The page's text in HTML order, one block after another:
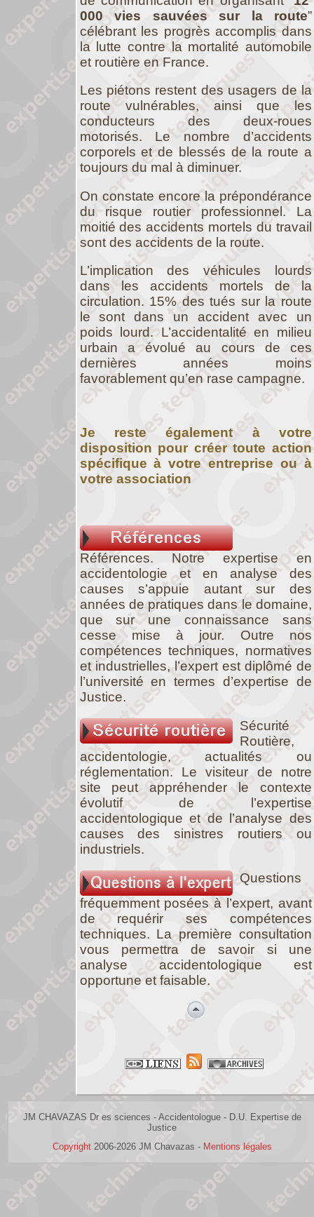
000 vies sauvées sur la route”
célébrant les progrès accomplis dans
la lutte contre la mortalité automobile
et routière en France.
Les piétons restent des usagers de la
route vulnérables, ainsi que les
conducteurs des deux-roues
motorisés. Le nombre d’accidents
corporels et de blessés de la route a
toujours du mal à diminuer.
On constate encore la prépondérance
du risque routier professionnel. La
moitié des accidents mortels du travail
sont des accidents de la route.
L’implication des véhicules lourds
dans les accidents mortels de la
circulation. 15% des tués sur la route
le sont dans un accident avec un
poids lourd. L’accidentalité en milieu
urbain a évolué au cours de ces
dernières années moins
favorablement qu’en rase campagne.
Je reste également à votre
disposition pour créer toute action
spécifique à votre entreprise ou à
votre association
Références. Notre expertise en
accidentologie et en analyse des
causes s’appuie autant sur des
années de pratiques dans le domaine,
que sur une connaissance sans
cesse mise à jour. Outre nos
compétences techniques, normatives
et industrielles, l’expert est diplômé de
l’université en termes d’expertise de
Justice.
Sécurité
Routière,
accidentologie, actualités ou
réglementation. Le visiteur de notre
site peut appréhender le contexte
évolutif de l’expertise
accidentologique et de l’analyse des
causes des sinistres routiers ou
industriels.
Questions
fréquemment posées à l’expert, avant
de requérir ses compétences
techniques. La première consultation
vous permettra de savoir si une
analyse accidentologique est
opportune et faisable.
JM CHAVAZAS Dr es sciences - Accidentologue - D.U. Expertise de
Justice
Copyright2006-2026 JM Chavazas - Mentions légales